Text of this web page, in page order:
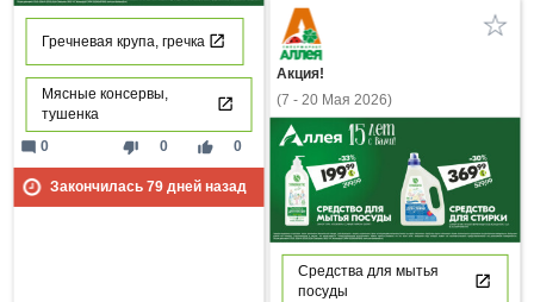
Гречневая крупа, гречка
Мясные консервы,
тушенка
thumb_down 0 thumb_up 0
mode_comment 0
Закончилась 79дней назад
Акция!
(7 - 20 Мая 2026)
Средства для мытья
посуды